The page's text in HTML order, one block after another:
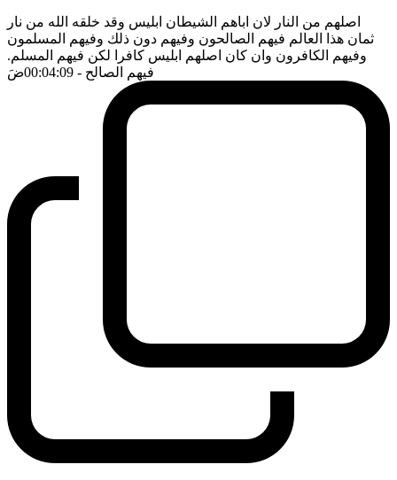
اصلهم من النار لان اباهم الشيطان ابليس وقد خلقه الله من نار
ثمان هذا العالم فيهم الصالحون وفيهم دون ذلك وفيهم المسلمون
وفيهم الكافرون وان كان اصلهم ابليس كافرا لكن فيهم المسلم.
فيهم الصالح - 00:04:09 ضَ